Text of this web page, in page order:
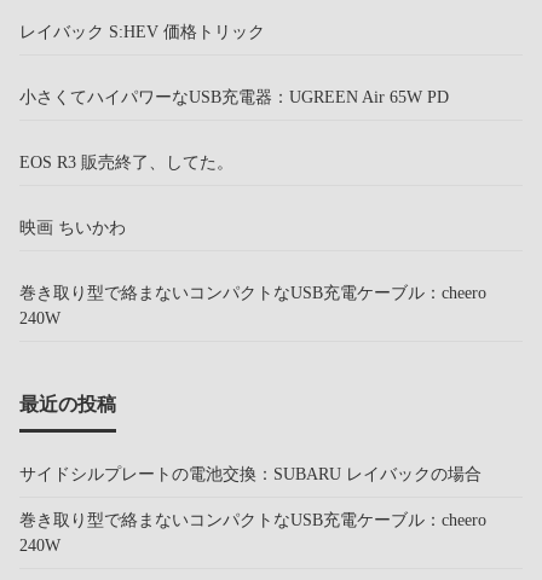
レイバック S:HEV 価格トリック
小さくてハイパワーなUSB充電器：UGREEN Air 65W PD
EOS R3 販売終了、してた。
映画 ちいかわ
巻き取り型で絡まないコンパクトなUSB充電ケーブル：cheero
240W
最近の投稿
サイドシルプレートの電池交換：SUBARU レイバックの場合
巻き取り型で絡まないコンパクトなUSB充電ケーブル：cheero
240W